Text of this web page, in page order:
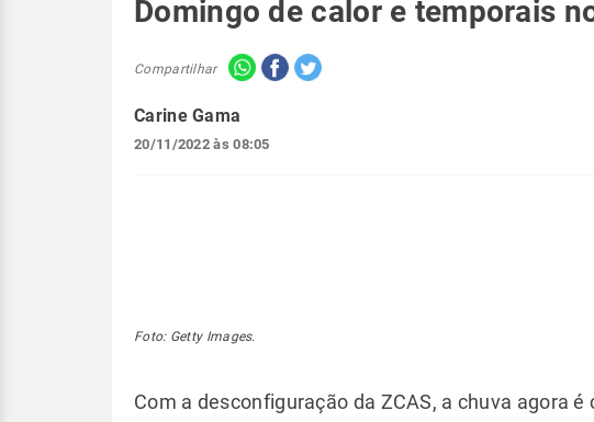
Domingo de calor e temporais
Compartilhar
Carine Gama
20/11/2022 às 08:05
Foto: Getty Images.
Com a desconfiguração da ZCAS, a chuva agora